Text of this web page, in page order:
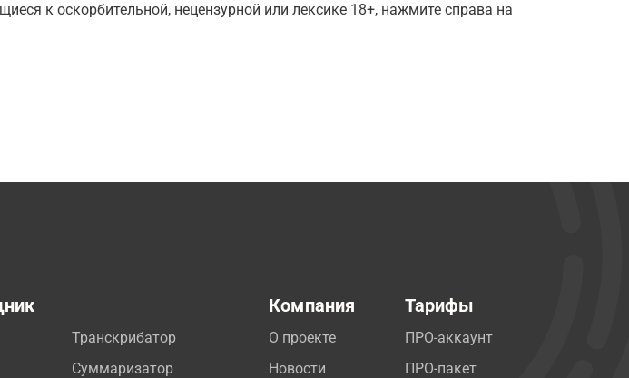
к оскорбительной, нецензурной или лексике 18+, нажмите справа на
Транскрибатор
Суммаризатор
Компания
О проекте
Новости
Тарифы
ПРО-аккаунт
ПРО-пакет